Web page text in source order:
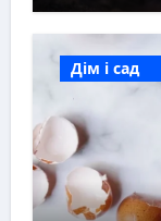
Дім і сад